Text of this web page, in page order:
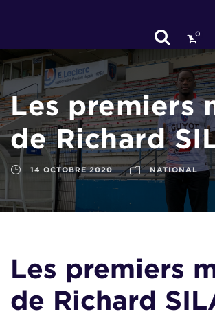
0
Les premiers
de Richard
14 OCTOBRE 2020 NATIONAL
Les premiers
de Richard